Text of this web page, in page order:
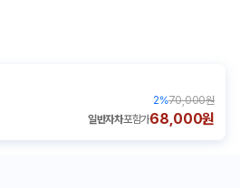
2%70,000원
일반자차포함가68,000원